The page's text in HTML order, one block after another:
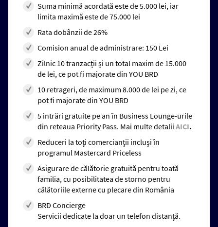
Suma minimă acordată este de 5.000 lei, iar
limita maximă este de 75.000 lei
Rata dobânzii de 26%
Comision anual de administrare: 150 Lei
Zilnic 10 tranzacții și un total maxim de 15.000
de lei, ce pot fi majorate din YOU BRD
10 retrageri, de maximum 8.000 de lei pe zi, ce
pot fi majorate din YOU BRD
5 intrări gratuite pe an în Business Lounge-urile
din reteaua Priority Pass. Mai multe detalii AICI.
Reduceri la toți comercianții incluși în
programul Mastercard Priceless
Asigurare de călătorie gratuită pentru toată
familia, cu posibilitatea de storno pentru
călătoriile externe cu plecare din România
BRD Concierge
Servicii dedicate la doar un telefon distanță.